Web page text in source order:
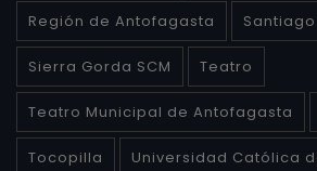
Región de Antofagasta Santiago
Sierra Gorda SCM Teatro
Teatro Municipal de Antofagasta
Tocopilla Universidad Católica